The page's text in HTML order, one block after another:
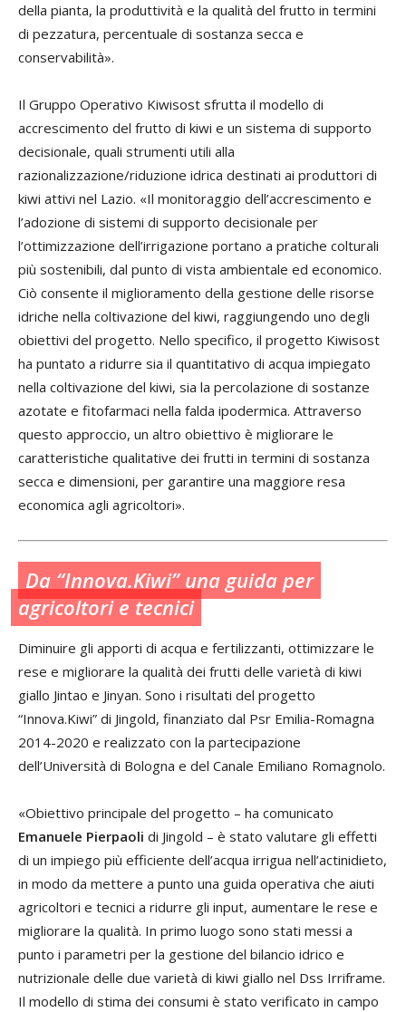
della pianta, la produttività e la qualità del frutto in termini
di pezzatura, percentuale di sostanza secca e
conservabilità».
Il Gruppo Operativo Kiwisost sfrutta il modello di
accrescimento del frutto di kiwi e un sistema di supporto
decisionale, quali strumenti utili alla
razionalizzazione/riduzione idrica destinati ai produttori di
kiwi attivi nel Lazio. «Il monitoraggio dell’accrescimento e
l’adozione di sistemi di supporto decisionale per
l’ottimizzazione dell’irrigazione portano a pratiche colturali
più sostenibili, dal punto di vista ambientale ed economico.
Ciò consente il miglioramento della gestione delle risorse
idriche nella coltivazione del kiwi, raggiungendo uno degli
obiettivi del progetto. Nello specifico, il progetto Kiwisost
ha puntato a ridurre sia il quantitativo di acqua impiegato
nella coltivazione del kiwi, sia la percolazione di sostanze
azotate e fitofarmaci nella falda ipodermica. Attraverso
questo approccio, un altro obiettivo è migliorare le
caratteristiche qualitative dei frutti in termini di sostanza
secca e dimensioni, per garantire una maggiore resa
economica agli agricoltori».
Da “Innova.Kiwi” una guida per
agricoltori e tecnici
Diminuire gli apporti di acqua e fertilizzanti, ottimizzare le
rese e migliorare la qualità dei frutti delle varietà di kiwi
giallo Jintao e Jinyan. Sono i risultati del progetto
“Innova.Kiwi” di Jingold, finanziato dal Psr Emilia-Romagna
2014-2020 e realizzato con la partecipazione
dell’Università di Bologna e del Canale Emiliano Romagnolo.
«Obiettivo principale del progetto – ha comunicato
Emanuele Pierpaoli di Jingold – è stato valutare gli effetti
di un impiego più efficiente dell’acqua irrigua nell’actinidieto,
in modo da mettere a punto una guida operativa che aiuti
agricoltori e tecnici a ridurre gli input, aumentare le rese e
migliorare la qualità. In primo luogo sono stati messi a
punto i parametri per la gestione del bilancio idrico e
nutrizionale delle due varietà di kiwi giallo nel Dss Irriframe.
Il modello di stima dei consumi è stato verificato in campo